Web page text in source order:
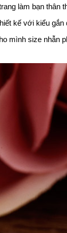
làm bạn thân
kế với kiểu gắn
mình size nhẫn